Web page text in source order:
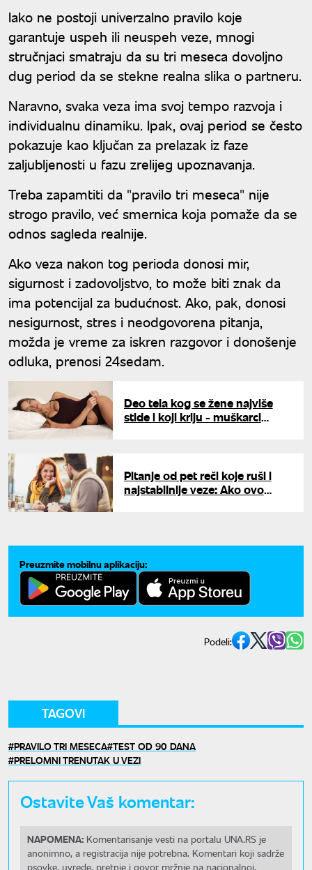
Iako ne postoji univerzalno pravilo koje
garantuje uspeh ili neuspeh veze, mnogi
stručnjaci smatraju da su tri meseca dovoljno
dug period da se stekne realna slika o partneru.
Naravno, svaka veza ima svoj tempo razvoja i
individualnu dinamiku. Ipak, ovaj period se često
pokazuje kao ključan za prelazak iz faze
zaljubljenosti u fazu zrelijeg upoznavanja.
Treba zapamtiti da "pravilo tri meseca" nije
strogo pravilo, već smernica koja pomaže da se
odnos sagleda realnije.
Ako veza nakon tog perioda donosi mir,
sigurnost i zadovoljstvo, to može biti znak da
ima potencijal za budućnost. Ako, pak, donosi
nesigurnost, stres i neodgovorena pitanja,
možda je vreme za iskren razgovor i donošenje
odluka, prenosi 24sedam.
Deo tela kog se žene najviše
stide i koji kriju - muškarci
Pitanje od pet reči koje ruši i
najstabilnije veze: Ako ovo
Preuzmite mobilnu aplikaciju:
Podeli:
TAGOVI
PRAVILO TRI MESECA TEST OD 90 DANA
PRELOMNI TRENUTAK U VEZI
Ostavite Vaš komentar:
NAPOMENA: Komentarisanje vesti na portalu UNA.RS je
anonimno, a registracija nije potrebna. Komentari koji sadrže
psovke, uvrede, pretnje i govor mržnje na nacionalnoj,